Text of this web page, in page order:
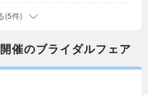
(5件)
のブライダルフェア